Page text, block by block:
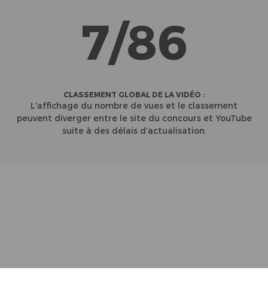
7/86
CLASSEMENT GLOBAL DE LA VIDÉO :
L'affichage du nombre de vues et le classement
peuvent diverger entre le site du concours et YouTube
suite à des délais d’actualisation.